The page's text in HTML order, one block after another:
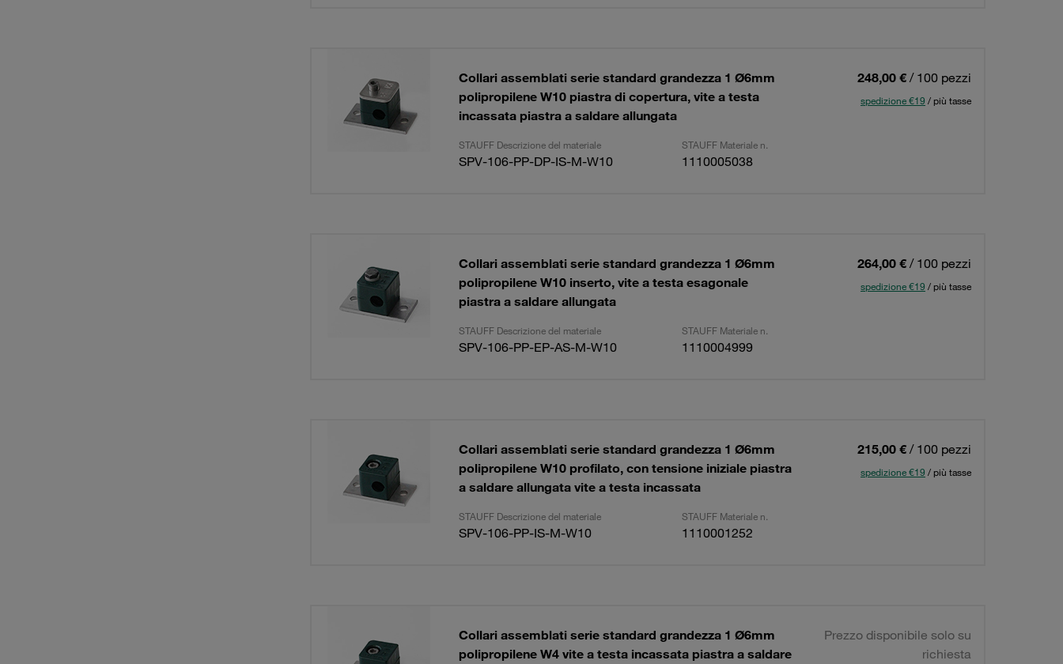
Collari assemblati serie standard grandezza 1 Ø6mm
polipropilene W10 piastra di copertura, vite a testa
incassata piastra a saldare allungata
248,00 € / 100 pezzi
spedizione €19 / più tasse
STAUFF Descrizione del materiale STAUFF Materiale n.
SPV-106-PP-DP-IS-M-W10 1110005038
Collari assemblati serie standard grandezza 1 Ø6mm
polipropilene W10 inserto, vite a testa esagonale
piastra a saldare allungata
264,00 € / 100 pezzi
spedizione €19 / più tasse
STAUFF Descrizione del materiale STAUFF Materiale n.
SPV-106-PP-EP-AS-M-W10 1110004999
Collari assemblati serie standard grandezza 1 Ø6mm
polipropilene W10 profilato, con tensione iniziale piastra
a saldare allungata vite a testa incassata
215,00 € / 100 pezzi
spedizione €19 / più tasse
STAUFF Descrizione del materiale STAUFF Materiale n.
SPV-106-PP-IS-M-W10 1110001252
Collari assemblati serie standard grandezza 1 Ø6mm
polipropilene W4 vite a testa incassata piastra a saldare
Prezzo disponibile solo su
richiesta